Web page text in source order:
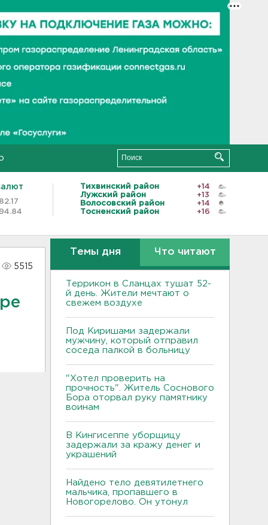
Тихвинский район
+14
Лужский район
+13
Волосовский район
+14
Тосненский район
+16
5515
Темы дня Что читают
Террикон в Сланцах тушат 52-
й день. Жители мечтают о
свежем воздухе
Под Киришами задержали
мужчину, который отправил
соседа палкой в больницу
"Хотел проверить на
прочность". Житель Соснового
Бора оторвал руку памятнику
воинам
В Кингисеппе уборщицу
задержали за кражу денег и
украшений
Найдено тело девятилетнего
мальчика, пропавшего в
Новогорелово. Он утонул